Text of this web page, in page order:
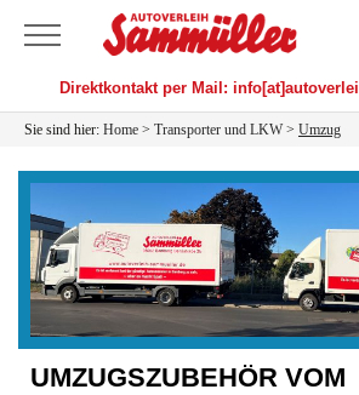
Direktkontakt per Mail:
Sie sind hier: Home > Transporter und LKW > Umzug
UMZUGSZUBEHÖR VOM